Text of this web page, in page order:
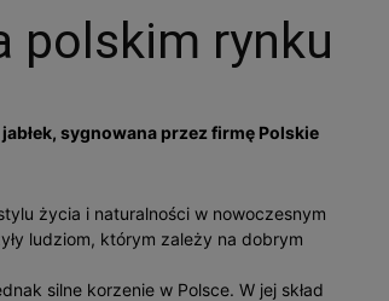
polskim rynku
sygnowana przez firmę Polskie
życia i naturalności w nowoczesnym
ludziom, którym zależy na dobrym
silne korzenie w Polsce. W jej skład